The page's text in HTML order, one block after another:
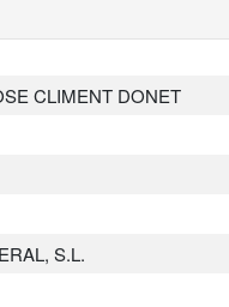
CLIMENT DONET
S.L.